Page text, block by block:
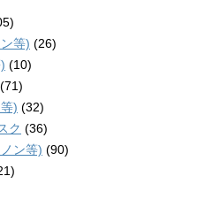
等) (26)
(10)
(71)
) (32)
ク (36)
ン等) (90)